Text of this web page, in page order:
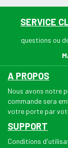
SERVICE
questions ou
A PROPOS
Nous avons notre
commande sera
votre porte par
SUPPORT
Conditions